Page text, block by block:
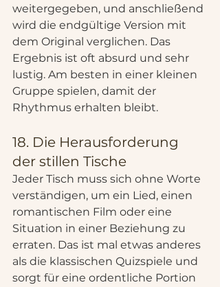
weitergegeben, und anschließend
wird die endgültige Version mit
dem Original verglichen. Das
Ergebnis ist oft absurd und sehr
lustig. Am besten in einer kleinen
Gruppe spielen, damit der
Rhythmus erhalten bleibt.
18. Die Herausforderung
der stillen Tische
Jeder Tisch muss sich ohne Worte
verständigen, um ein Lied, einen
romantischen Film oder eine
Situation in einer Beziehung zu
erraten. Das ist mal etwas anderes
als die klassischen Quizspiele und
sorgt für eine ordentliche Portion